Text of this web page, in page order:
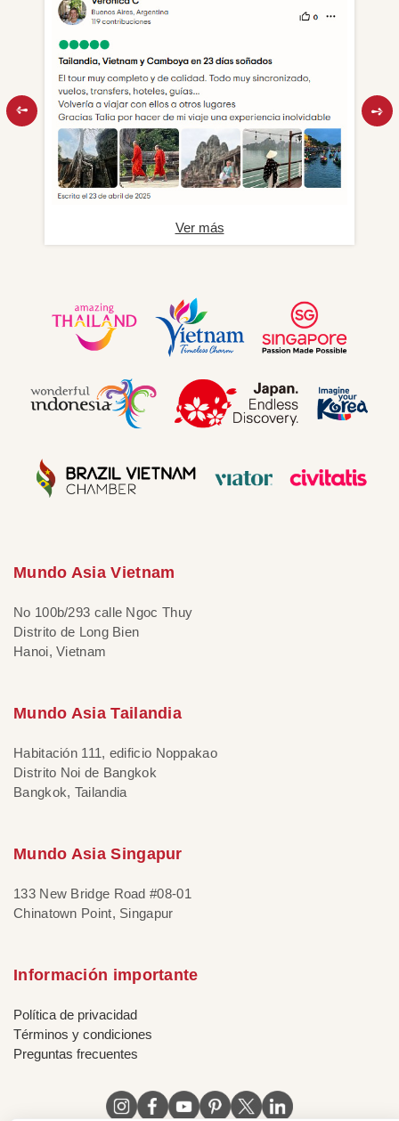
Ver más
Mundo Asia Vietnam
No 100b/293 calle Ngoc Thuy
Distrito de Long Bien
Hanoi, Vietnam
Mundo Asia Tailandia
Habitación 111, edificio Noppakao
Distrito Noi de Bangkok
Bangkok, Tailandia
Mundo Asia Singapur
133 New Bridge Road #08-01
Chinatown Point, Singapur
Información importante
Política de privacidad
Términos y condiciones
Preguntas frecuentes